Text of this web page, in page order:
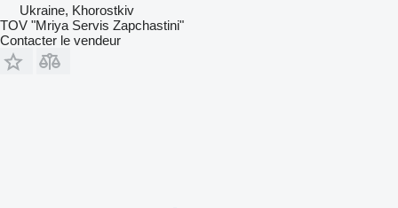
Ukraine, Khorostkiv
TOV "Mriya Servis Zapchastini"
Contacter le vendeur